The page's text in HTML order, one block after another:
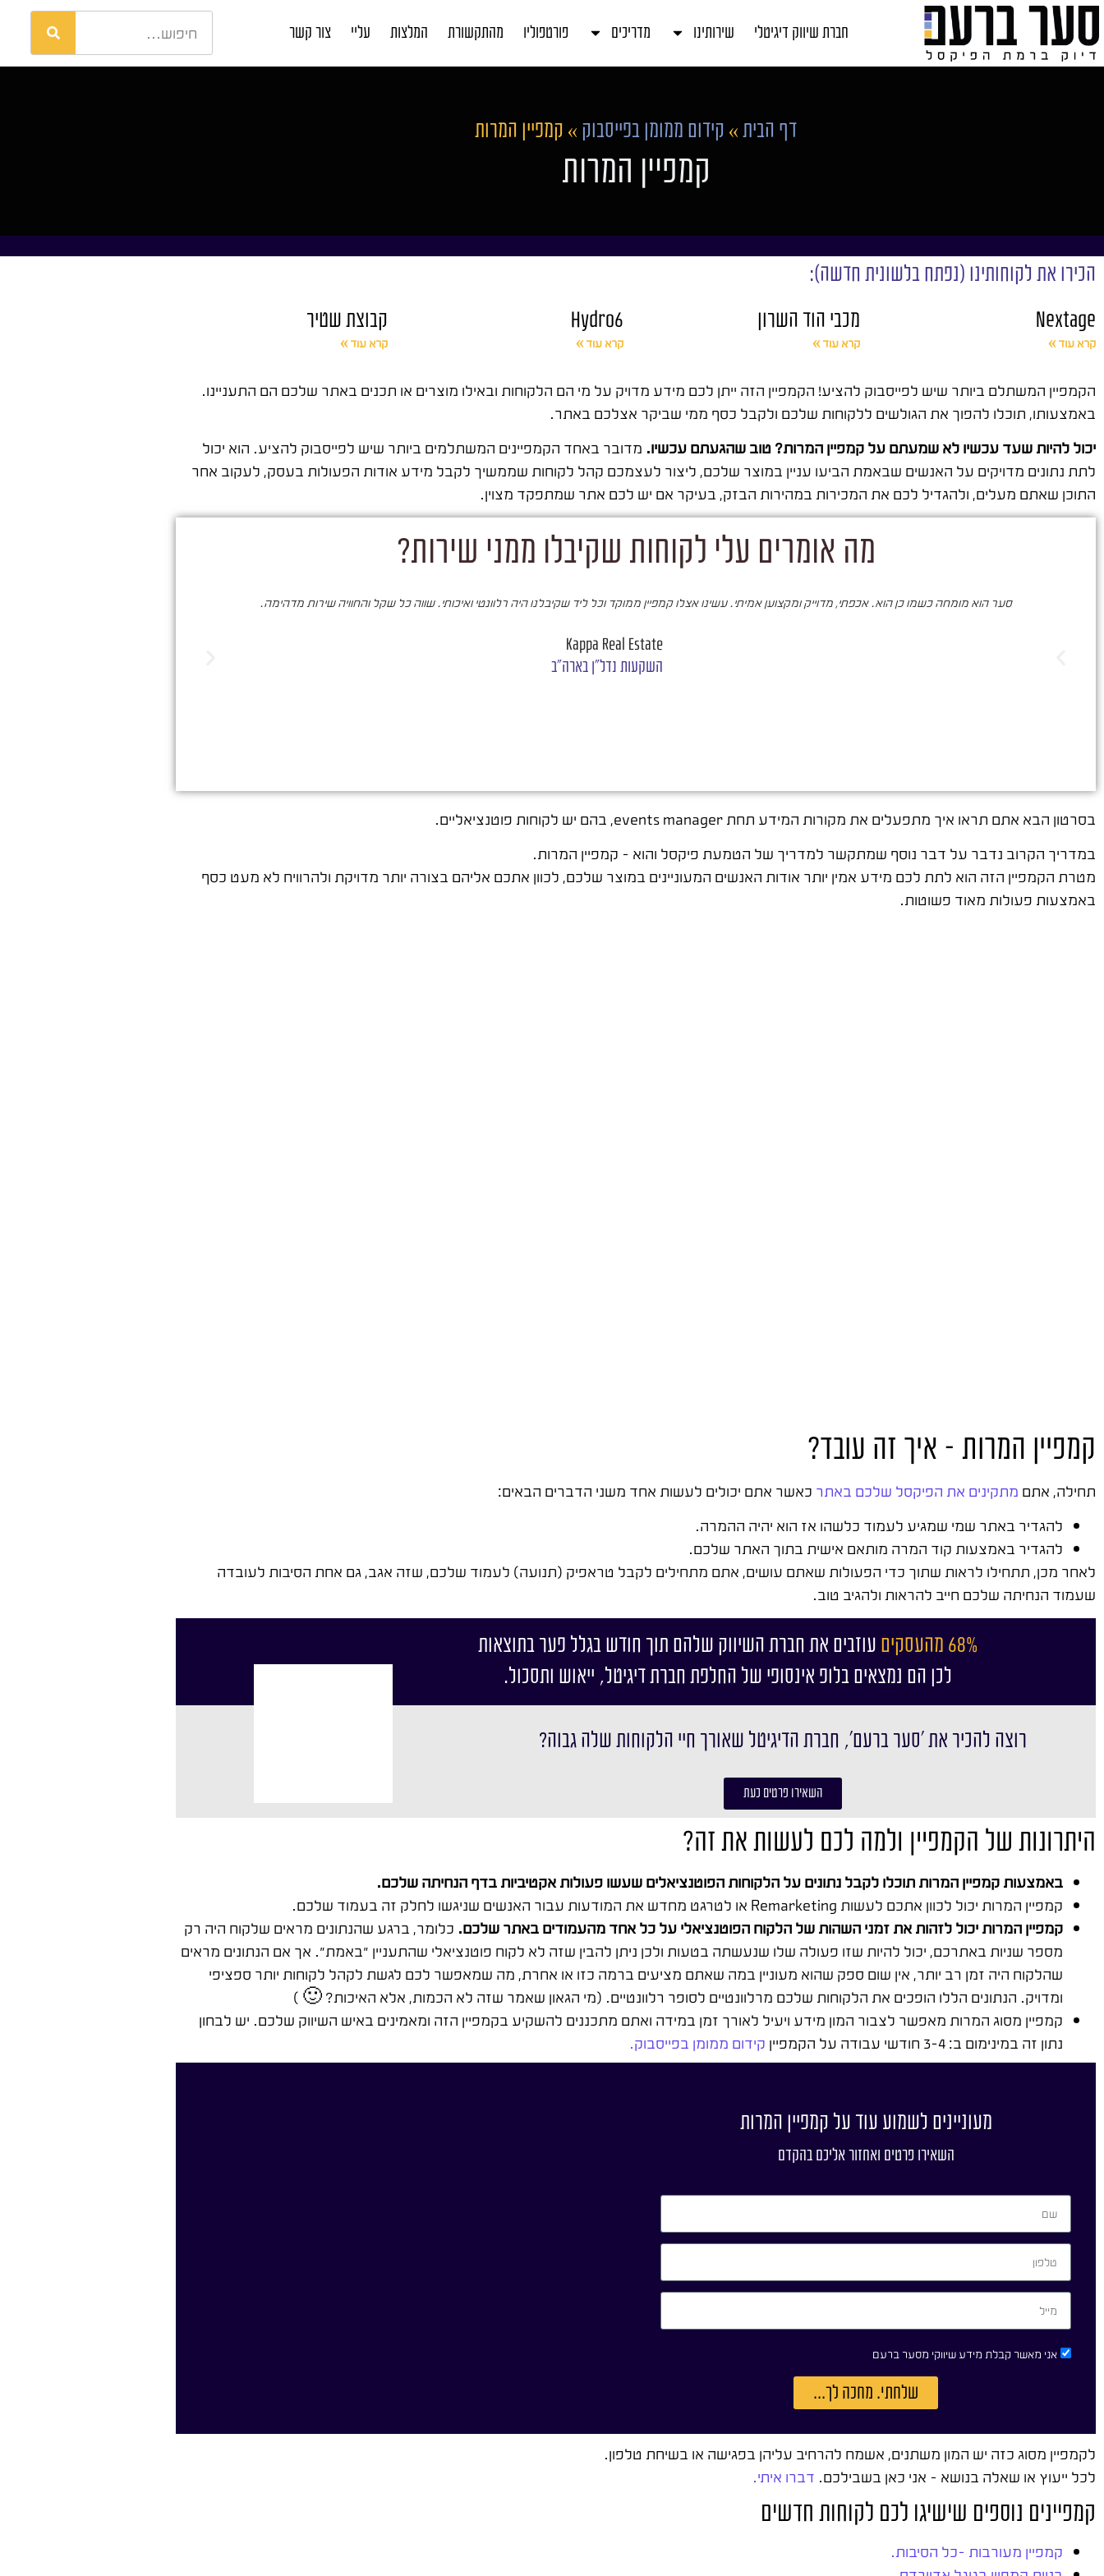
חברת שיווק דיגיטלי שירותינו מדריכים פורטפוליו מהתקשורת המלצות עליי צור קשר
דף הבית » קידום ממומן בפייסבוק » קמפיין המרות
קמפיין המרות
הכירו את לקוחותינו (נפתח בלשונית חדשה):
Nextage
קרא עוד »
מכבי הוד השרון
קרא עוד »
Hydro6
קרא עוד »
קבוצת שטיר
קרא עוד »
הקמפיין המשתלם ביותר שיש לפייסבוק להציע! הקמפיין הזה ייתן לכם מידע מדויק על מי הם הלקוחות ובאילו מוצרים או תכנים באתר שלכם הם התעניינו.
באמצעותו, תוכלו להפוך את הגולשים ללקוחות שלכם ולקבל כסף ממי שביקר אצלכם באתר.
יכול להיות שעד עכשיו לא שמעתם על קמפיין המרות? טוב שהגעתם עכשיו. מדובר באחד הקמפיינים המשתלמים ביותר שיש לפייסבוק להציע. הוא יכול
לתת נתונים מדויקים על האנשים שבאמת הביעו עניין במוצר שלכם, ליצור לעצמכם קהל לקוחות שממשיך לקבל מידע אודות הפעולות בעסק, לעקוב אחר
התוכן שאתם מעלים, ולהגדיל לכם את המכירות במהירות הבזק, בעיקר אם יש לכם אתר שמתפקד מצוין.
מה אומרים עלי לקוחות שקיבלו ממני שירות?
סער הוא מומחה כשמו כן הוא. אכפתי, מדוייק ומקצוען אמיתי. עשינו אצלו קמפיין ממוקד וכל ליד שקיבלנו היה רלוונטי ואיכותי. שווה כל שקל והחוויה שירות מדהימה.
Kappa Real Estate
השקעות נדל"ן בארה"ב
בסרטון הבא אתם תראו איך מתפעלים את מקורות המידע תחת events manager, בהם יש לקוחות פוטנציאליים.
במדריך הקרוב נדבר על דבר נוסף שמתקשר למדריך של הטמעת פיקסל והוא – קמפיין המרות.
מטרת הקמפיין הזה הוא לתת לכם מידע אמין יותר אודות האנשים המעוניינים במוצר שלכם, לכוון אתכם אליהם בצורה יותר מדויקת ולהרוויח לא מעט כסף
באמצעות פעולות מאוד פשוטות.
קמפיין המרות – איך זה עובד?
תחילה, אתם מתקינים את הפיקסל שלכם באתר כאשר אתם יכולים לעשות אחד משני הדברים הבאים:
להגדיר באתר שמי שמגיע לעמוד כלשהו אז הוא יהיה ההמרה.
להגדיר באמצעות קוד המרה מותאם אישית בתוך האתר שלכם.
לאחר מכן, תתחילו לראות שתוך כדי הפעולות שאתם עושים, אתם מתחילים לקבל טראפיק (תנועה) לעמוד שלכם, שזה אגב, גם אחת הסיבות לעובדה
שעמוד הנחיתה שלכם חייב להראות ולהגיב טוב.
68% מהעסקים
עוזבים את חברת השיווק שלהם תוך חודש בגלל פער בתוצאות
לכן הם נמצאים בלופ אינסופי של החלפת חברת דיגיטל, ייאוש ותסכול.
רוצה להכיר את ׳סער ברעם׳, חברת הדיגיטל שאורך חיי הלקוחות שלה גבוה?
השאירו פרטים כעת
היתרונות של הקמפיין ולמה לכם לעשות את זה?
באמצעות קמפיין המרות תוכלו לקבל נתונים על הלקוחות הפוטנציאלים שעשו פעולות אקטיביות בדף הנחיתה שלכם.
קמפיין המרות יכול לכוון אתכם לעשות Remarketing או לטרגט מחדש את המודעות עבור האנשים שניגשו לחלק זה בעמוד שלכם.
קמפיין המרות יכול לזהות את זמני השהות של הלקוח הפוטנציאלי על כל אחד מהעמודים באתר שלכם. כלומר, ברגע שהנתונים מראים שלקוח היה רק
מספר שניות באתרכם, יכול להיות שזו פעולה שלו שנעשתה בטעות ולכן ניתן להבין שזה לא לקוח פוטנציאלי שהתעניין "באמת". אך אם הנתונים מראים
שהלקוח היה זמן רב יותר, אין שום ספק שהוא מעוניין במה שאתם מציעים ברמה כזו או אחרת, מה שמאפשר לכם לגשת לקהל לקוחות יותר ספציפי
ומדויק. הנתונים הללו הופכים את הלקוחות שלכם מרלוונטיים לסופר רלוונטיים. (מי הגאון שאמר שזה לא הכמות, אלא האיכות? 🙂 )
קמפיין מסוג המרות מאפשר לצבור המון מידע ויעיל לאורך זמן במידה ואתם מתכננים להשקיע בקמפיין הזה ומאמינים באיש השיווק שלכם. יש לבחון
נתון זה במינימום ב: 3-4 חודשי עבודה על הקמפיין
קידום ממומן בפייסבוק.
מעוניינים לשמוע עוד על קמפיין המרות
השאירו פרטים ואחזור אליכם בהקדם
אני מאשר קבלת מידע שיווקי מסער ברעם
שלחתי. מחכה לך...
לקמפיין מסוג כזה יש המון משתנים, אשמח להרחיב עליהן בפגישה או בשיחת טלפון.
לכל ייעוץ או שאלה בנושא – אני כאן בשבילכם. דברו איתי.
קמפיינים נוספים שישיגו לכם לקוחות חדשים
קמפיין מעורבות -כל הסיבות.